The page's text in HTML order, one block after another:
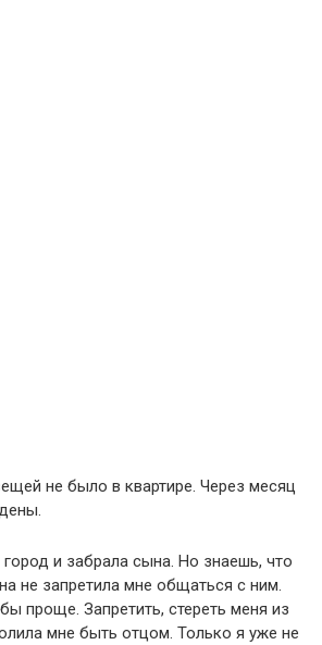
не было в квартире. Через месяц
город и забрала сына. Но знаешь, что
не запретила мне общаться с ним.
проще. Запретить, стереть меня из
мне быть отцом. Только я уже не